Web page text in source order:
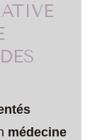
médecine